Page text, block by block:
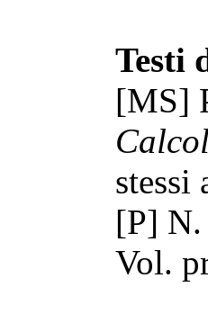
Testi
[MS]
stessi
[P]
Vol.